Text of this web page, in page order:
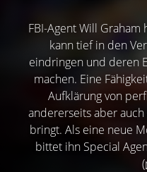
FBI-Agent Will
kann tief in den
eindringen und deren
machen. Eine
Aufklärung von
andererseits aber
bringt. Als eine neue
bittet ihn Special